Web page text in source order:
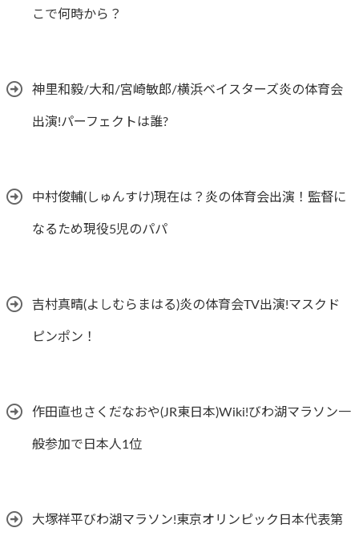
こで何時から？
神里和毅/大和/宮崎敏郎/横浜ベイスターズ炎の体育会
出演!パーフェクトは誰?
中村俊輔(しゅんすけ)現在は？炎の体育会出演！監督に
なるため現役5児のパパ
吉村真晴(よしむらまはる)炎の体育会TV出演!マスクド
ピンポン！
作田直也さくだなおや(JR東日本)Wiki!びわ湖マラソン一
般参加で日本人1位
大塚祥平びわ湖マラソン!東京オリンピック日本代表第